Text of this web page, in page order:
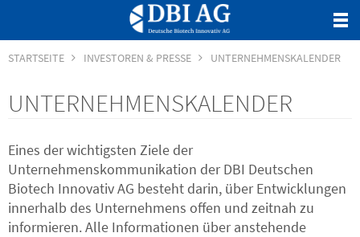
STARTSEITE INVESTOREN & PRESSE UNTERNEHMENSKALENDER
UNTERNEHMENSKALENDER
Eines der wichtigsten Ziele der
Unternehmenskommunikation der DBI Deutschen
Biotech Innovativ AG besteht darin, über Entwicklungen
innerhalb des Unternehmens offen und zeitnah zu
informieren. Alle Informationen über anstehende